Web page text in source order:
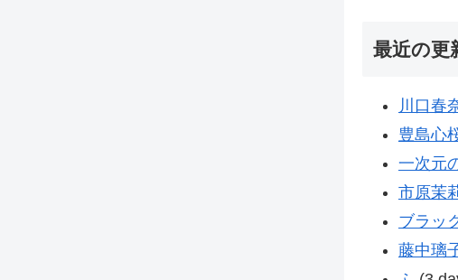
最近の更
川口春
豊島心
一次元
市原茉
ブラッ
藤中璃